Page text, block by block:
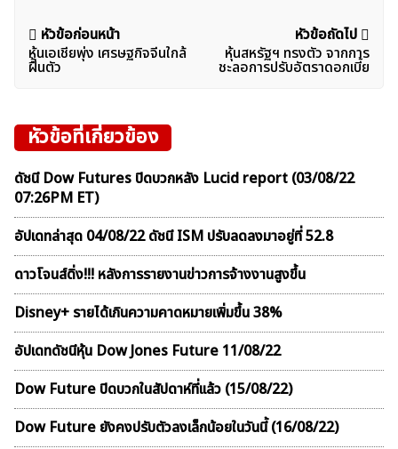
แนะแนว
เรื่อง
หัวข้อก่อนหน้า
หุ้นเอเชียพุ่ง เศรษฐกิจจีนใกล้
ฝื้นตัว
หัวข้อถัดไป
หุ้นสหรัฐฯ ทรงตัว จากการ
ชะลอการปรับอัตราดอกเบี้ย
หัวข้อที่เกี่ยวข้อง
ดัชนี Dow Futures ปิดบวกหลัง Lucid report (03/08/22
07:26PM ET)
อัปเดทล่าสุด 04/08/22 ดัชนี ISM ปรับลดลงมาอยู่ที่ 52.8
ดาวโจนส์ดิ่ง!!! หลังการรายงานข่าวการจ้างงานสูงขึ้น
Disney+ รายได้เกินความคาดหมายเพิ่มขึ้น 38%
อัปเดทดัชนีหุ้น Dow Jones Future 11/08/22
Dow Future ปิดบวกในสัปดาห์ที่เเล้ว (15/08/22)
Dow Future ยังคงปรับตัวลงเล็กน้อยในวันนี้ (16/08/22)